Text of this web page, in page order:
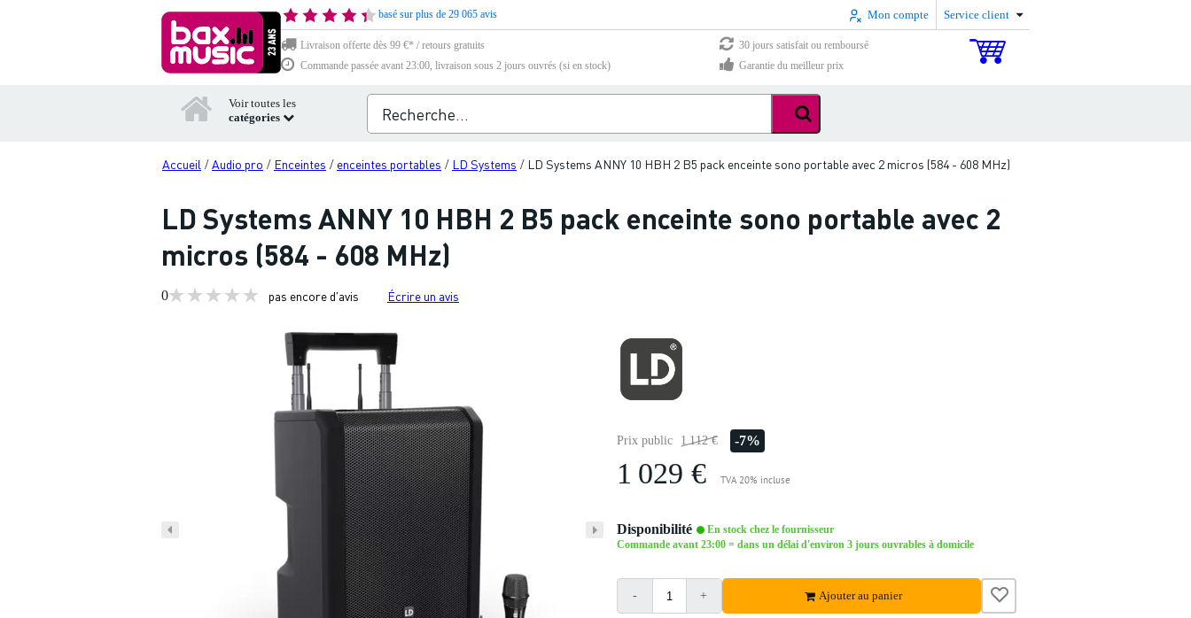
basé sur plus de 29 065 avis Mon compte Service client
Livraison offerte dès 99 €* / retours gratuits
30 jours satisfait ou remboursé
Commande passée avant 23:00, livraison sous 2 jours ouvrés (si en stock)
Garantie du meilleur prix
Voir toutes les
catégories
Accueil /Audio pro / Enceintes / enceintes portables / LD Systems / LD Systems ANNY 10 HBH 2 B5 pack enceinte sono portable avec 2 micros (584 - 608 MHz)
LD Systems ANNY 10 HBH 2 B5 pack enceinte sono portable avec 2
micros (584 - 608 MHz)
0 pas encore d'avis Écrire un avis
Prix public 1 112 € -7%
1 029 € TVA 20% incluse
Disponibilité
En stock chez le fournisseur
Commande avant 23:00 = dans un délai d'environ 3 jours ouvrables à domicile
- + Ajouter au panier